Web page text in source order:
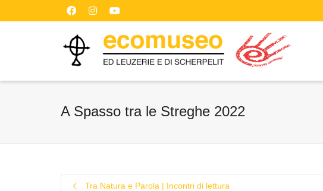
A Spasso tra le Streghe 2022
Tra Natura e Parola | Incontri di lettura